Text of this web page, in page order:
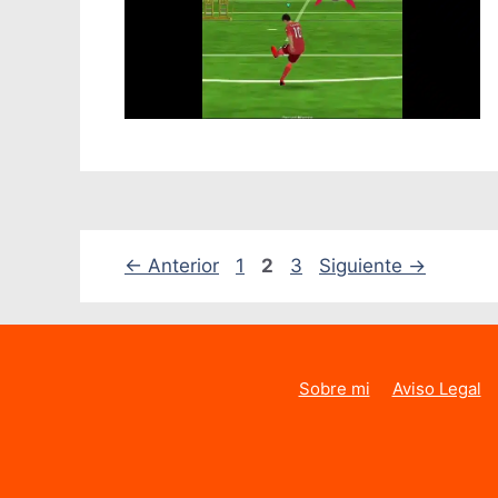
← Anterior Página
1 Página
2 Página
3 Siguiente →
Sobre mi Aviso Legal